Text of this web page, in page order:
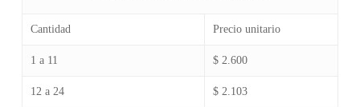
Cantidad Precio unitario
1 a 11 $ 2.600
12 a 24 $ 2.103